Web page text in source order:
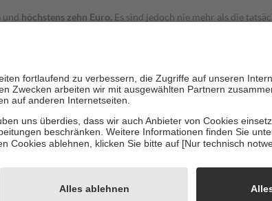
und höchstens zehn Euro. Es sind jedoch nie mehr als die
fallenkeine Zuzahlungen an bei: